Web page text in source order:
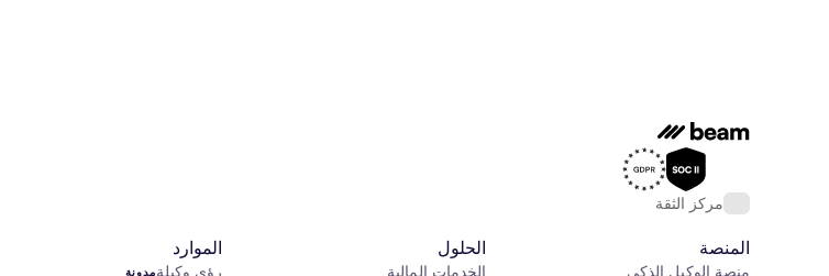
مركز الثقة
المنصة
منصة الوكيل الذكي
الحلول
الخدمات المالية
الموارد
رؤى وكيلةمدونة